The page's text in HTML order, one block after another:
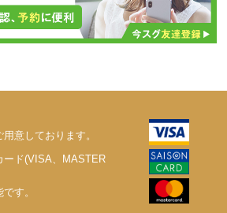
意しております。
ード(VISA、MASTER
す。